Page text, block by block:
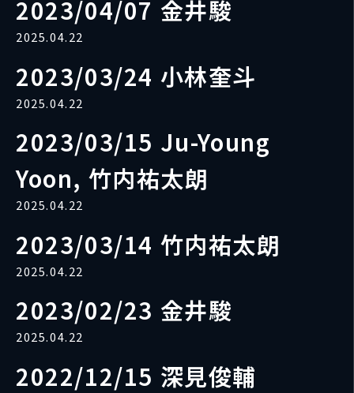
2023/04/07 金井駿
2025.04.22
2023/03/24 小林奎斗
2025.04.22
2023/03/15 Ju-Young
Yoon, 竹内祐太朗
2025.04.22
2023/03/14 竹内祐太朗
2025.04.22
2023/02/23 金井駿
2025.04.22
2022/12/15 深見俊輔